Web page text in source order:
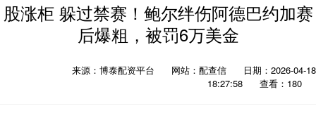
股涨柜 躲过禁赛！鲍尔绊伤阿德巴约加赛
后爆粗，被罚6万美金
来源：博泰配资平台 网站：配查信
日期：2026-04-18
18:27:58
查看：180